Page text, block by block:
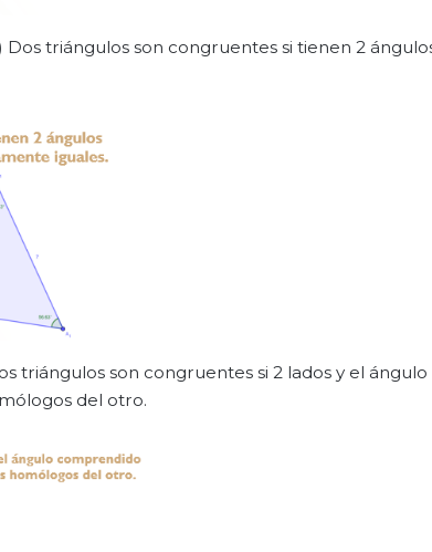
triángulos son congruentes si tienen 2
triángulos son congruentes si 2 lados y el
del otro.